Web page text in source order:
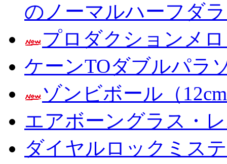
のノーマルハーフダ
プロダクションメ
ケーンTOダブルパラ
ゾンビボール（
エアボーングラス・
ダイヤルロックミス